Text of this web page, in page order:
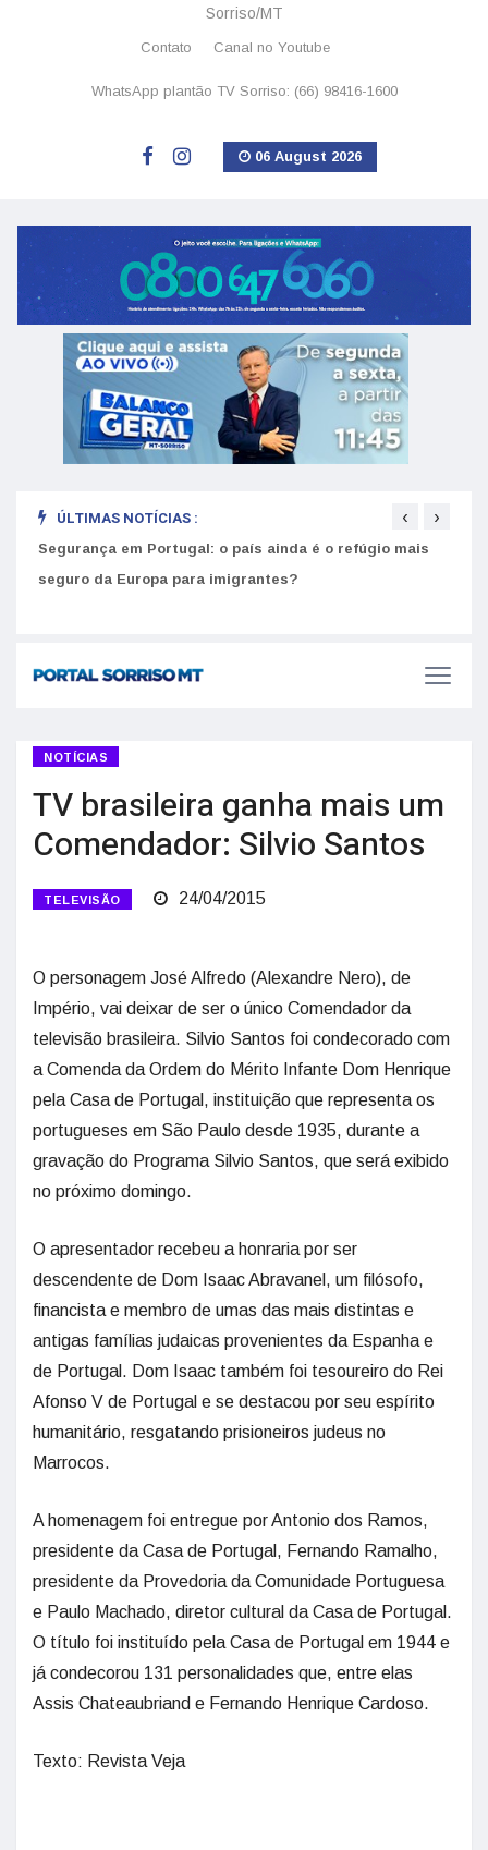
Sorriso/MT
Contato Canal no Youtube
WhatsApp plantão TV Sorriso: (66) 98416-1600
06 August 2026
ÚLTIMAS NOTÍCIAS :
Segurança em Portugal: o país ainda é o refúgio mais
seguro da Europa para imigrantes?
‹ ›
NOTÍCIAS
TV brasileira ganha mais um
Comendador: Silvio Santos
TELEVISÃO 24/04/2015
O personagem José Alfredo (Alexandre Nero), de
Império, vai deixar de ser o único Comendador da
televisão brasileira. Silvio Santos foi condecorado com
a Comenda da Ordem do Mérito Infante Dom Henrique
pela Casa de Portugal, instituição que representa os
portugueses em São Paulo desde 1935, durante a
gravação do Programa Silvio Santos, que será exibido
no próximo domingo.
O apresentador recebeu a honraria por ser
descendente de Dom Isaac Abravanel, um filósofo,
financista e membro de umas das mais distintas e
antigas famílias judaicas provenientes da Espanha e
de Portugal. Dom Isaac também foi tesoureiro do Rei
Afonso V de Portugal e se destacou por seu espírito
humanitário, resgatando prisioneiros judeus no
Marrocos.
A homenagem foi entregue por Antonio dos Ramos,
presidente da Casa de Portugal, Fernando Ramalho,
presidente da Provedoria da Comunidade Portuguesa
e Paulo Machado, diretor cultural da Casa de Portugal.
O título foi instituído pela Casa de Portugal em 1944 e
já condecorou 131 personalidades que, entre elas
Assis Chateaubriand e Fernando Henrique Cardoso.
Texto: Revista Veja